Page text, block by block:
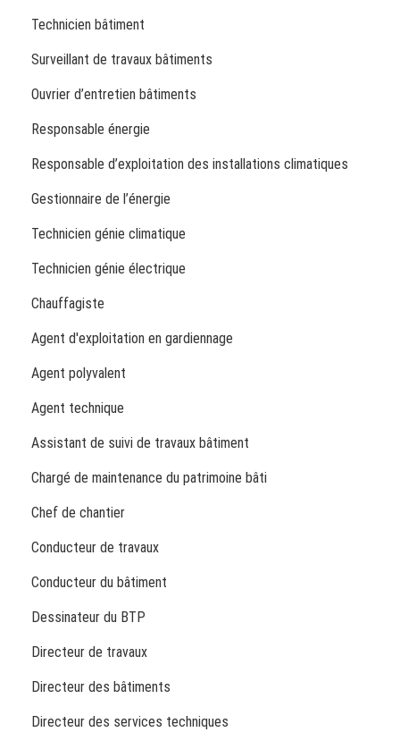
Technicien bâtiment
Surveillant de travaux bâtiments
Ouvrier d’entretien bâtiments
Responsable énergie
Responsable d’exploitation des installations climatiques
Gestionnaire de l’énergie
Technicien génie climatique
Technicien génie électrique
Chauffagiste
Agent d'exploitation en gardiennage
Agent polyvalent
Agent technique
Assistant de suivi de travaux bâtiment
Chargé de maintenance du patrimoine bâti
Chef de chantier
Conducteur de travaux
Conducteur du bâtiment
Dessinateur du BTP
Directeur de travaux
Directeur des bâtiments
Directeur des services techniques